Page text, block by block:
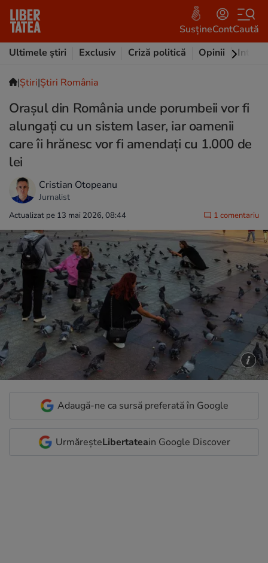
SusțineContCaută
Ultimele știri
Exclusiv Criză politică Opinii
|Ştiri|Știri România
Orașul din România unde porumbeii vor fi
alungați cu un sistem laser, iar oamenii
care îi hrănesc vor fi amendați cu 1.000 de
lei
Cristian Otopeanu
Jurnalist
Actualizat pe 13 mai 2026, 08:44 1 comentariu
Adaugă-ne ca sursă preferată în Google
UrmăreșteLibertateain Google Discover